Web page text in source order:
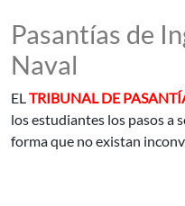
Pasantías de
Naval
ELTRIBUNAL DE
los estudiantes los pasos a
forma que no existan